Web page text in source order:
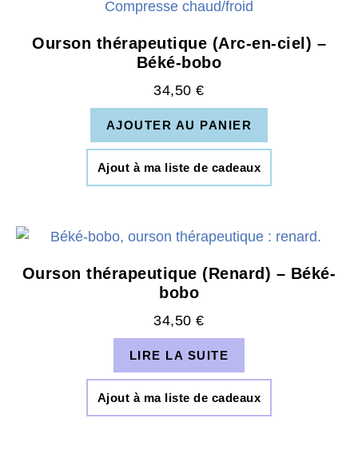
Ourson thérapeutique (Arc-en-ciel) –
Béké-bobo
34,50€
AJOUTER AU PANIER
Ajout à ma liste de cadeaux
Ourson thérapeutique (Renard) – Béké-
bobo
34,50€
LIRE LA SUITE
Ajout à ma liste de cadeaux